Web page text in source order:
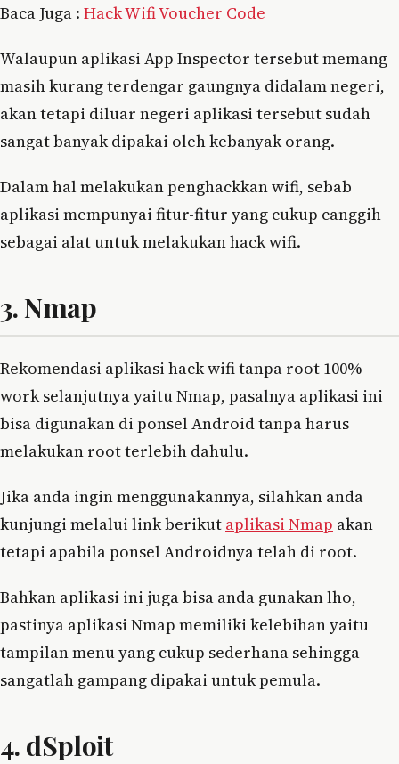
Baca Juga : Hack Wifi Voucher Code
Walaupun aplikasi App Inspector tersebut memang
masih kurang terdengar gaungnya didalam negeri,
akan tetapi diluar negeri aplikasi tersebut sudah
sangat banyak dipakai oleh kebanyak orang.
Dalam hal melakukan penghackkan wifi, sebab
aplikasi mempunyai fitur-fitur yang cukup canggih
sebagai alat untuk melakukan hack wifi.
3. Nmap
Rekomendasi aplikasi hack wifi tanpa root 100%
work selanjutnya yaitu Nmap, pasalnya aplikasi ini
bisa digunakan di ponsel Android tanpa harus
melakukan root terlebih dahulu.
Jika anda ingin menggunakannya, silahkan anda
kunjungi melalui link berikut aplikasi Nmap akan
tetapi apabila ponsel Androidnya telah di root.
Bahkan aplikasi ini juga bisa anda gunakan lho,
pastinya aplikasi Nmap memiliki kelebihan yaitu
tampilan menu yang cukup sederhana sehingga
sangatlah gampang dipakai untuk pemula.
4. dSploit